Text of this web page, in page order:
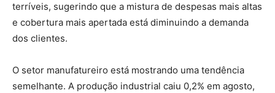
terríveis, sugerindo que a mistura de despesas mais altas
e cobertura mais apertada está diminuindo a demanda
dos clientes.
O setor manufatureiro está mostrando uma tendência
semelhante. A produção industrial caiu 0,2% em agosto,